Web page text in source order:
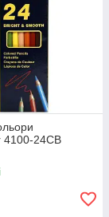
4100-24CB